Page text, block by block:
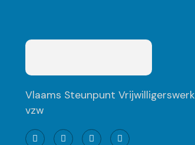
Vlaams Steunpunt Vrijwilligerswerk
vzw